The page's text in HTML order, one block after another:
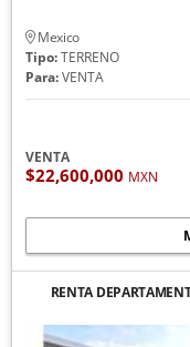
Mexico
Tipo:TERRENO
Para:VENTA
VENTA
$22,600,000 MXN
RENTA